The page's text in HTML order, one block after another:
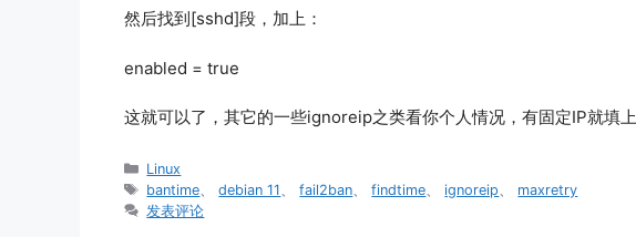
然后找到[sshd]段，加上：
enabled = true
这就可以了，其它的一些ignoreip之类看你个人情况，有固定IP就填
分
类
Linux
标
签
bantime 、debian 11 、fail2ban 、findtime 、ignoreip
maxretry
发表评论